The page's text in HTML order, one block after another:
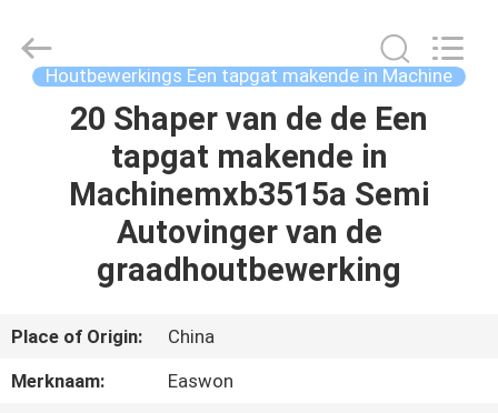
PRODUCTEN
ONGEVEER
FABRIEKSREIS
Export
Houtbewerkings Een tapgat makende in Machine
20 Shaper van de de Een
tapgat makende in
Machinemxb3515a Semi
Autovinger van de
graadhoutbewerking
Place of Origin:
China
Merknaam:
Easwon